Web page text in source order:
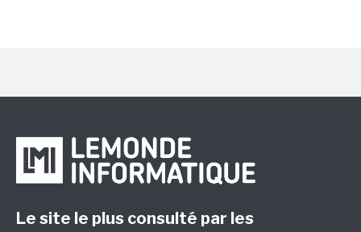
Le site le plus consulté par les